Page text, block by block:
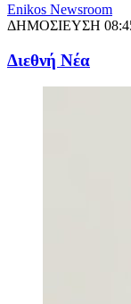
Enikos Newsroom
ΔΗΜΟΣΙΕΥΣΗ
Διεθνή Νέα